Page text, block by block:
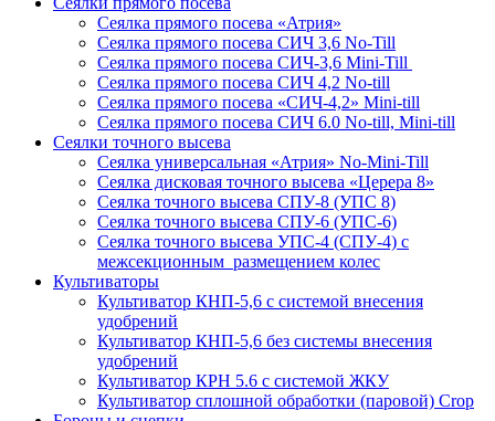
Сеялка прямого посева «Атрия»
Сеялка прямого посева СИЧ 3,6 No-Till
Сеялка прямого посева СИЧ-3,6 Mini-Till
Сеялка прямого посева СИЧ 4,2 No-till
Сеялка прямого посева «СИЧ-4,2» Mini-till
Сеялка прямого посева СИЧ 6.0 No-till, Mini-till
Сеялки точного высева
Сеялка универсальная «Атрия» No-Mini-Till
Сеялка дисковая точного высева «Церера 8»
Сеялка точного высева СПУ-8 (УПС 8)
Сеялка точного высева СПУ-6 (УПС-6)
Сеялка точного высева УПС-4 (СПУ-4) с
межсекционным размещением колес
Культиваторы
Культиватор КНП-5,6 с системой внесения
удобрений
Культиватор КНП-5,6 без системы внесения
удобрений
Культиватор КРН 5.6 с системой ЖКУ
Культиватор сплошной обработки (паровой) Crop